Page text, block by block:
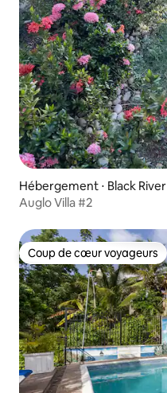
Hébergement ⋅ Black River
Auglo Villa #2
Coup de cœur voyageurs
Coup de cœur voyageurs